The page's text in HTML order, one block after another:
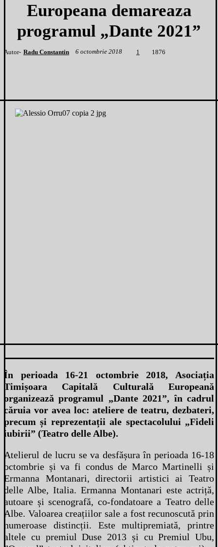
Europeana demareaza
programul „Dante 2021”
Autor- Radu Constantin 6 octombrie 2018 1 1 876
În perioada 16-21 octombrie 2018, Asociația
Timișoara Capitală Culturală Europeană
organizează programul „Dante 2021”, în cadrul
căruia vor avea loc: ateliere de teatru, dezbateri,
precum și reprezentații ale spectacolului „Fideli
iubirii” (Teatro delle Albe).
Atelierul de lucru se va desfășura în perioada 16-18
octombrie și va fi condus de Marco Martinelli și
Ermanna Montanari, directorii artistici ai Teatro
delle Albe, Italia. Ermanna Montanari este actriță,
autoare și scenografă, co-fondatoare a Teatro delle
Albe. Valoarea creațiilor sale a fost recunoscută prin
numeroase distincții. Este multipremiată, printre
altele cu premiul Duse 2013 și cu Premiul Ubu,